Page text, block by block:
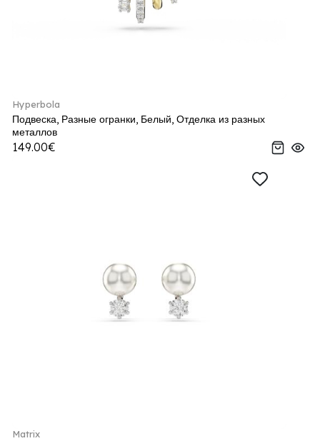
Hyperbola
Подвеска, Разные огранки, Белый, Отделка из разных
металлов
149.00€
Matrix